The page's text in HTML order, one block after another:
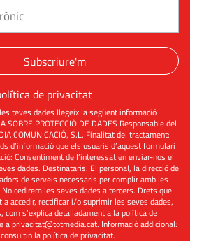
Subscriure'm
de privacitat
teves dades llegeix la següent informació
SOBRE PROTECCIÓ DE DADES Responsable del
COMUNICACIÓ, S.L. Finalitat del tractament:
d’informació que els usuaris d’aquest formulari
Consentiment de l’interessat en enviar-nos el
dades. Destinataris: El personal, la direcció de
de serveis necessaris per complir amb les
cedirem les seves dades a tercers. Drets que
a accedir, rectificar i/o suprimir les seves dades,
com s’explica detalladament a la política de
aprivacitat@totmedia.cat. Informació addicional:
lapolítica de privacitat.